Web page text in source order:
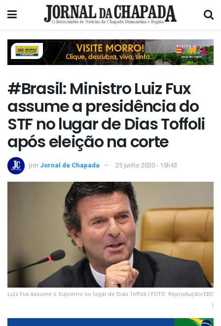
#Brasil: Ministro Luiz Fux
assume a presidência do
STF no lugar de Dias Toffoli
após eleição na corte
por Jornal da Chapada 25 junho 2020 - 15h43
Luiz Fux assume o Supremo no lugar de Dias Toffoli | FOTO: Reprodução/EBC
|